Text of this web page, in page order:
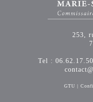
253,
Tel :
GTU |